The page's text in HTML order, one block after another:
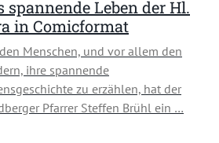
spannende Leben der Hl.
in Comicformat
Menschen, und vor allem den
ihre spannende
zu erzählen, hat der
Pfarrer Steffen Brühl ein …